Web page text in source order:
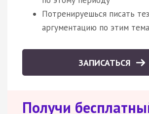
Потренируешься писать
аргументацию по этим
ЗАПИСАТЬСЯ
Получи